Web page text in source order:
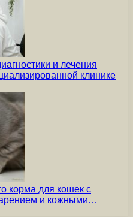
и лечения
клинике
корма для кошек с
и кожными…